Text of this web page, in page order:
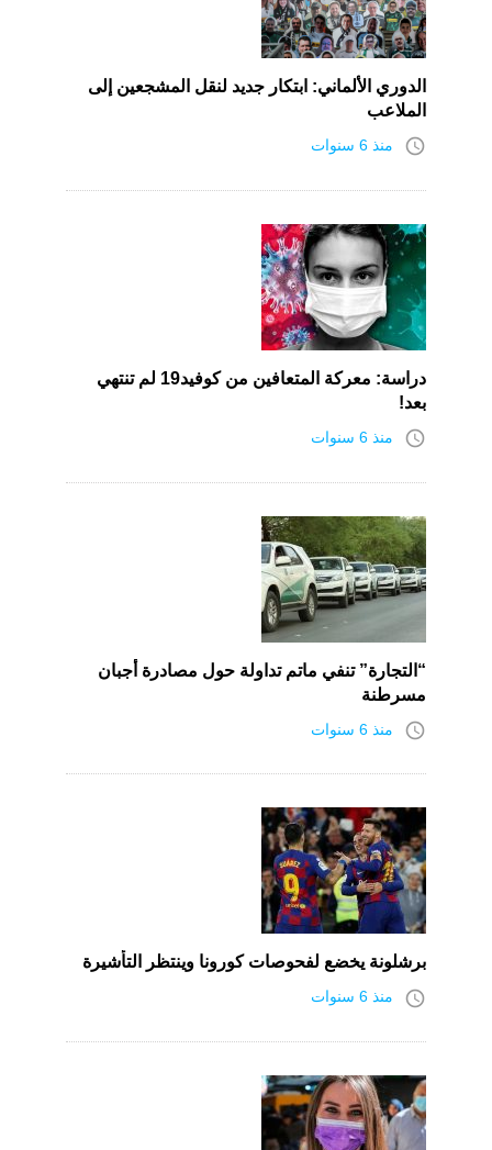
الدوري الألماني: ابتكار جديد لنقل المشجعين إلى
الملاعب
access_time منذ 6 سنوات
دراسة: معركة المتعافين من كوفيد19 لم تنتهي
بعد!
access_time منذ 6 سنوات
“التجارة” تنفي ماتم تداولة حول مصادرة أجبان
مسرطنة
access_time منذ 6 سنوات
برشلونة يخضع لفحوصات كورونا وينتظر التأشيرة
access_time منذ 6 سنوات